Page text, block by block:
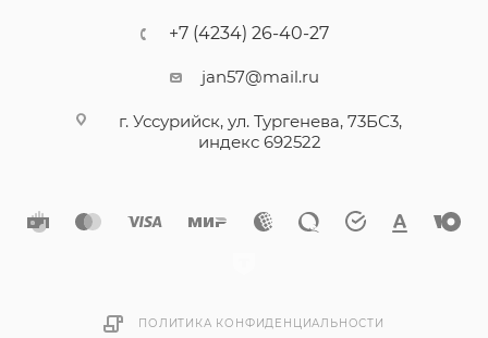
+7 (4234) 26-40-27
jan57@mail.ru
г. Уссурийск, ул. Тургенева, 73БС3,
индекс 692522
ПОЛИТИКА КОНФИДЕНЦИАЛЬНОСТИ